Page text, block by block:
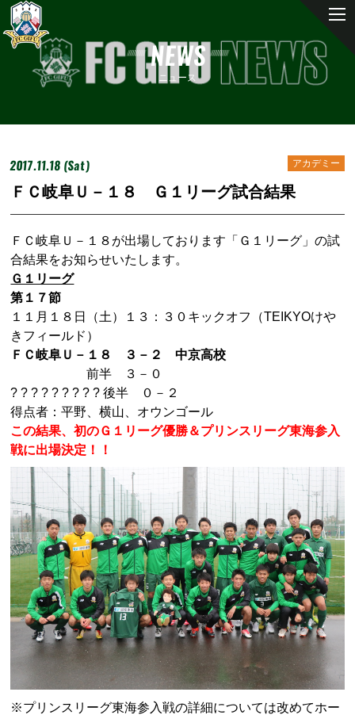
NEWS
ニュース
2017.11.18 (Sat) アカデミー
ＦＣ岐阜Ｕ－１８ Ｇ１リーグ試合結果
ＦＣ岐阜Ｕ－１８が出場しております「Ｇ１リーグ」の試
合結果をお知らせいたします。
Ｇ１リーグ
第１７節
１１月１８日（土）１３：３０キックオフ（TEIKYOけや
きフィールド）
ＦＣ岐阜Ｕ－１８ ３－２ 中京高校
前半 ３－０
? ? ? ? ? ? ? ? ? 後半 ０－２
得点者：平野、横山、オウンゴール
この結果、初のＧ１リーグ優勝＆プリンスリーグ東海参入
戦に出場決定！！
※プリンスリーグ東海参入戦の詳細については改めてホー